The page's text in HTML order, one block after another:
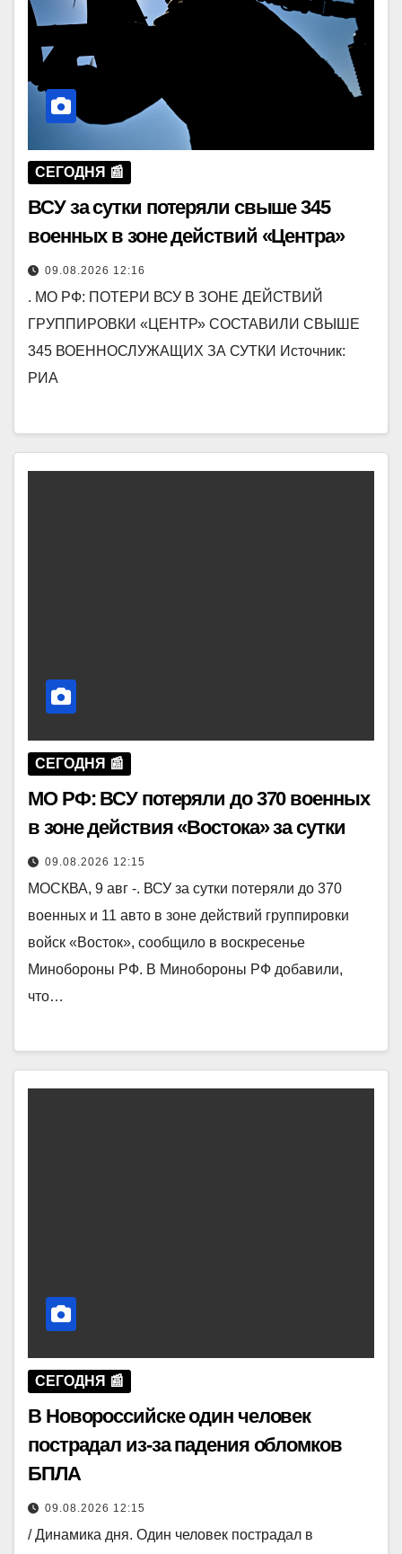
СЕГОДНЯ 📰
ВСУ за сутки потеряли свыше 345
военных в зоне действий «Центра»
09.08.2026 12:16
. МО РФ: ПОТЕРИ ВСУ В ЗОНЕ ДЕЙСТВИЙ
ГРУППИРОВКИ «ЦЕНТР» СОСТАВИЛИ СВЫШЕ
345 ВОЕННОСЛУЖАЩИХ ЗА СУТКИ Источник:
РИА
СЕГОДНЯ 📰
МО РФ: ВСУ потеряли до 370 военных
в зоне действия «Востока» за сутки
09.08.2026 12:15
МОСКВА, 9 авг -. ВСУ за сутки потеряли до 370
военных и 11 авто в зоне действий группировки
войск «Восток», сообщило в воскресенье
Минобороны РФ. В Минобороны РФ добавили,
что…
СЕГОДНЯ 📰
В Новороссийске один человек
пострадал из-за падения обломков
БПЛА
09.08.2026 12:15
/ Динамика дня. Один человек пострадал в